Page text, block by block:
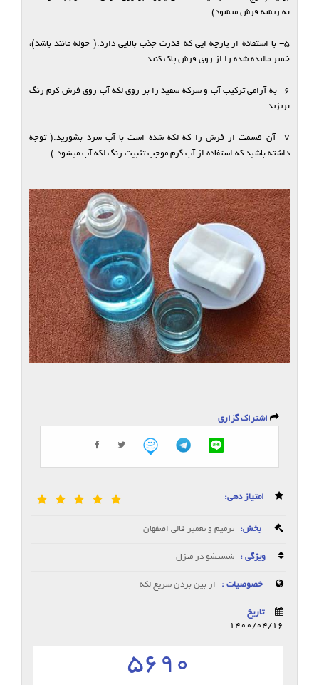
به ریشه فرش میشود)
5- با استفاده از پارچه ایی که قدرت جذب بالایی دارد.( حوله مانند باشد)،
خمیر مالیده شده را از روی فرش پاک کنید.
6- به آرامی ترکیب آب و سرکه سفید را بر روی لکه آب روی فرش کرم رنگ
بریزید.
7- آن قسمت از فرش را که لکه شده است با آب سرد بشورید.( توجه
داشته باشید که استفاده از آب گرم موجب تثبیت رنگ لکه آب میشود.)
اشتراک گزاری
امتیاز دهی:
بخش: ترمیم و تعمیر قالی اصفهان
ویژگی : شستشو در منزل
خصوصیات : از بین بردن سریع لکه
تاریخ
1400/04/16
5690